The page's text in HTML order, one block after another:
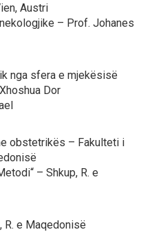
Austri
– Prof. Johanes
nga sfera e mjekësisë
Dor
obstetrikës – Fakulteti i
– Shkup, R. e
e Maqedonisë